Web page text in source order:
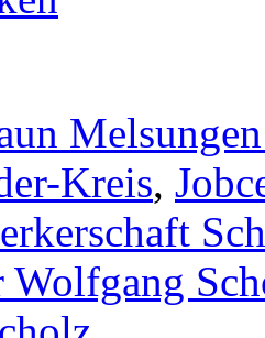
Kreis,